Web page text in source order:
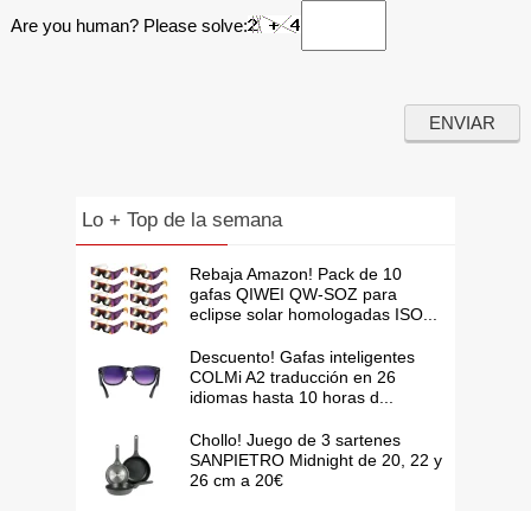
Are you human? Please solve:
Lo + Top de la semana
Rebaja Amazon! Pack de 10
gafas QIWEI QW-SOZ para
eclipse solar homologadas ISO...
Descuento! Gafas inteligentes
COLMi A2 traducción en 26
idiomas hasta 10 horas d...
Chollo! Juego de 3 sartenes
SANPIETRO Midnight de 20, 22 y
26 cm a 20€